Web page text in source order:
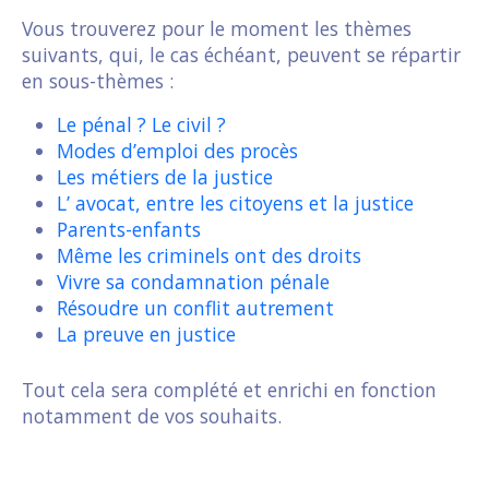
Vous trouverez pour le moment les thèmes
suivants, qui, le cas échéant, peuvent se répartir
en sous-thèmes :
Le pénal ? Le civil ?
Modes d’emploi des procès
Les métiers de la justice
L’ avocat, entre les citoyens et la justice
Parents-enfants
Même les criminels ont des droits
Vivre sa condamnation pénale
Résoudre un conflit autrement
La preuve en justice
Tout cela sera complété et enrichi en fonction
notamment de vos souhaits.